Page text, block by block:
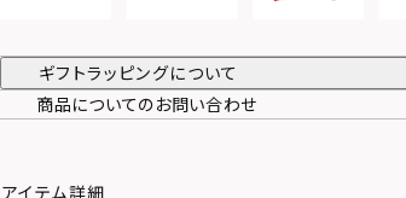
ギフトラッピングについて
商品についてのお問い合わせ
アイテム詳細